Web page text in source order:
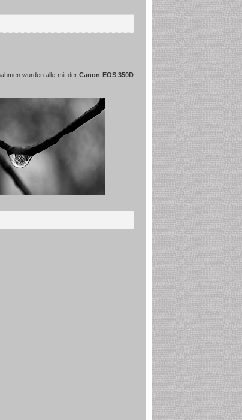
wurden alle mit derCanon EOS 350D